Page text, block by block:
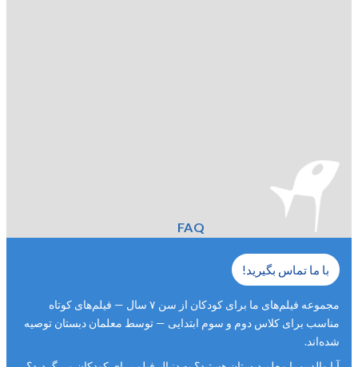
FAQ
با ما تماس بگیرید!
مجموعه فیلم‌های ما برای کودکان از سن ۷ سال — فیلم‌های کوتاه
مناسب برای کلاس دوم و سوم ابتدایی — توسط معلمان دبستان توصیه
شده‌اند.